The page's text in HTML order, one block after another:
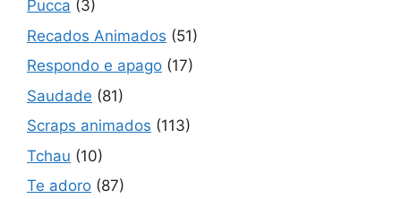
Pucca (3)
Recados Animados (51)
Respondo e apago (17)
Saudade (81)
Scraps animados (113)
Tchau (10)
Te adoro (87)